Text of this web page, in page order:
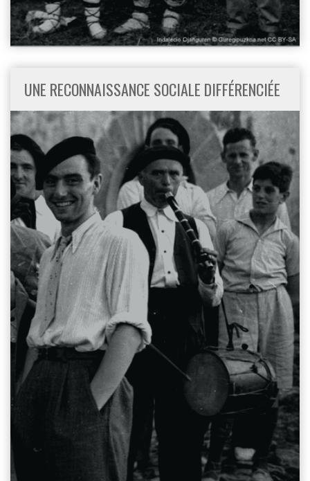
UNE RECONNAISSANCE SOCIALE DIFFÉRENCIÉE